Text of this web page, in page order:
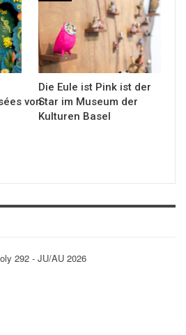
von
Die Eule ist Pink ist der
Star im Museum der
Kulturen Basel
292 - JU/AU 2026